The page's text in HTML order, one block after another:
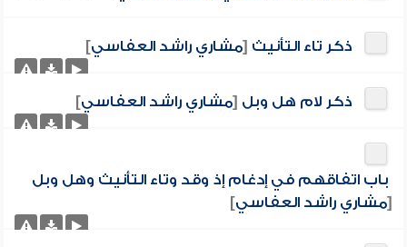
ذكر تاء التأنيث [مشاري راشد العفاسي]
ذكر لام هل وبل [مشاري راشد العفاسي]
باب اتفاقهم في إدغام إذ وقد وتاء التأنيث وهل وبل
[مشاري راشد العفاسي]